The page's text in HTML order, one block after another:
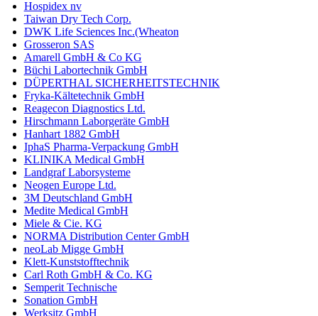
Hospidex nv
Taiwan Dry Tech Corp.
DWK Life Sciences Inc.(Wheaton
Grosseron SAS
Amarell GmbH & Co KG
Büchi Labortechnik GmbH
DÜPERTHAL SICHERHEITSTECHNIK
Fryka-Kältetechnik GmbH
Reagecon Diagnostics Ltd.
Hirschmann Laborgeräte GmbH
Hanhart 1882 GmbH
IphaS Pharma-Verpackung GmbH
KLINIKA Medical GmbH
Landgraf Laborsysteme
Neogen Europe Ltd.
3M Deutschland GmbH
Medite Medical GmbH
Miele & Cie. KG
NORMA Distribution Center GmbH
neoLab Migge GmbH
Klett-Kunststofftechnik
Carl Roth GmbH & Co. KG
Semperit Technische
Sonation GmbH
Werksitz GmbH